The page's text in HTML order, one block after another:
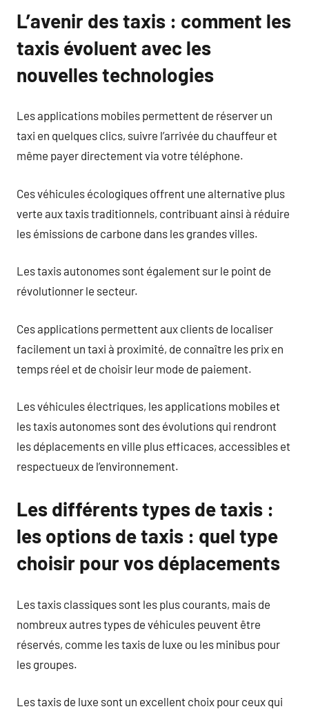
L’avenir des taxis : comment les
taxis évoluent avec les
nouvelles technologies
Les applications mobiles permettent de réserver un
taxi en quelques clics, suivre l’arrivée du chauffeur et
même payer directement via votre téléphone.
Ces véhicules écologiques offrent une alternative plus
verte aux taxis traditionnels, contribuant ainsi à réduire
les émissions de carbone dans les grandes villes.
Les taxis autonomes sont également sur le point de
révolutionner le secteur.
Ces applications permettent aux clients de localiser
facilement un taxi à proximité, de connaître les prix en
temps réel et de choisir leur mode de paiement.
Les véhicules électriques, les applications mobiles et
les taxis autonomes sont des évolutions qui rendront
les déplacements en ville plus efficaces, accessibles et
respectueux de l’environnement.
Les différents types de taxis :
les options de taxis : quel type
choisir pour vos déplacements
Les taxis classiques sont les plus courants, mais de
nombreux autres types de véhicules peuvent être
réservés, comme les taxis de luxe ou les minibus pour
les groupes.
Les taxis de luxe sont un excellent choix pour ceux qui